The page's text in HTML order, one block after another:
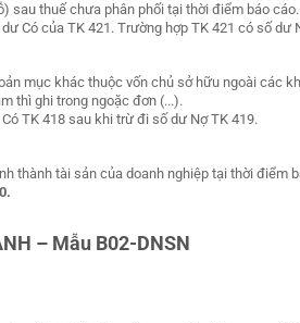
sau thuế chưa phân phối tại thời điểm báo cáo.
Có của TK 421. Trường hợp TK 421 có số
mục khác thuộc vốn chủ sở hữu ngoài các
thì ghi trong ngoặc đơn (...).
TK 418 sau khi trừ đi số dư Nợ TK 419.
thành tài sản của doanh nghiệp tại thời điểm
– Mẫu B02-DNSN